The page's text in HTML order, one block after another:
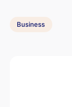
Business